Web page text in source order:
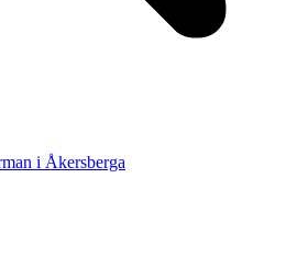
i Åkersberga